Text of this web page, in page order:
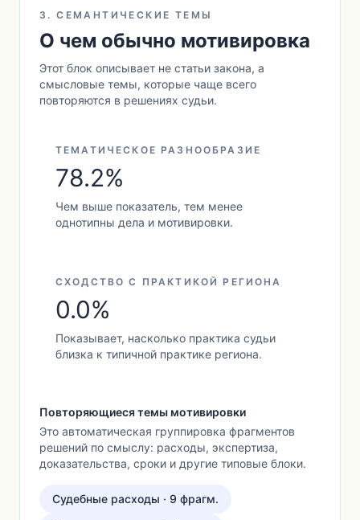
3. СЕМАНТИЧЕСКИЕ ТЕМЫ
О чем обычно мотивировка
Этот блок описывает не статьи закона, а
смысловые темы, которые чаще всего
повторяются в решениях судьи.
ТЕМАТИЧЕСКОЕ РАЗНООБРАЗИЕ
78.2%
Чем выше показатель, тем менее
однотипны дела и мотивировки.
СХОДСТВО С ПРАКТИКОЙ РЕГИОНА
0.0%
Показывает, насколько практика судьи
близка к типичной практике региона.
Повторяющиеся темы мотивировки
Это автоматическая группировка фрагментов
решений по смыслу: расходы, экспертиза,
доказательства, сроки и другие типовые блоки.
Судебные расходы · 9 фрагм.